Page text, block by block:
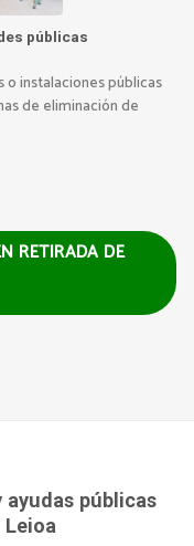
públicas
instalaciones públicas
de eliminación de
RETIRADA DE
públicas